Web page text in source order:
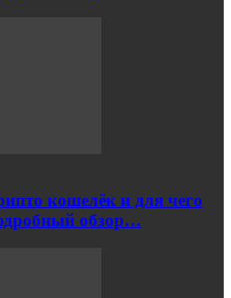
кошелёк и для чего
обзор…